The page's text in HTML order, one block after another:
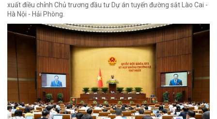
xuất điều chỉnh Chủ trương đầu tư Dự án tuyến đường sắt Lào Cai -
Hà Nội - Hải Phòng.